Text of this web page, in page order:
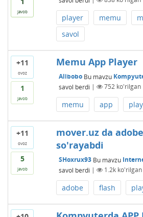
javob
player memu
savol
+11
ovoz
1
javob
Memu App Player
Alibobo Bu mavzu
savol berdi | 752ko'rilgan
memu app
+11
ovoz
5
javob
mover.uz da
so'rayabdi
SHoxrux93 Bu mavzu
savol berdi | 1.2kko'rilgan
adobe flash